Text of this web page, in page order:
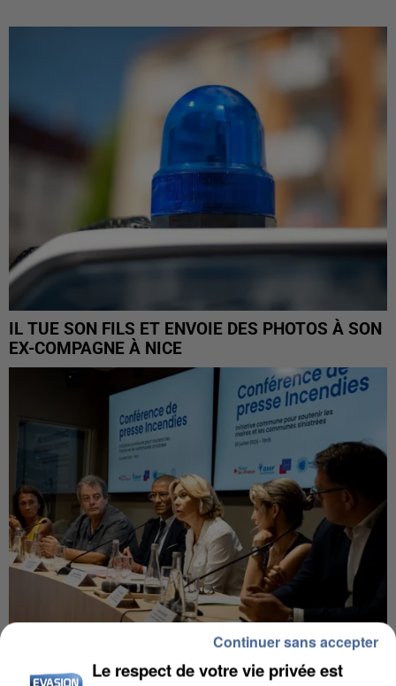
IL TUE SON FILS ET ENVOIE DES PHOTOS À SON
EX-COMPAGNE À NICE
INCENDIES : L’ÎLE-DE-FRANCE LANCE UN ÉLAN
Le respect de votre vie privée est
Continuer sans accepter